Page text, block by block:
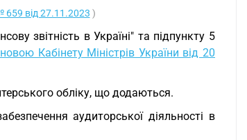
659 від 27.11.2023 )
звітність в Україні" та підпункту 5
Кабінету Міністрів України від 20
обліку, що додаються.
аудиторської діяльності в